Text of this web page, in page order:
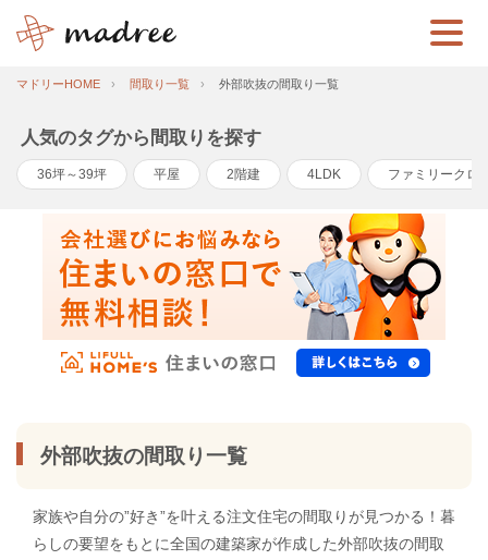
マドリーHOME 間取り一覧 外部吹抜の間取り一覧
人気のタグから間取りを探す
36坪～39坪 平屋 2階建 4LDK ファミリークロ
外部吹抜の間取り一覧
家族や自分の”好き”を叶える注文住宅の間取りが見つかる！暮
らしの要望をもとに全国の建築家が作成した外部吹抜の間取